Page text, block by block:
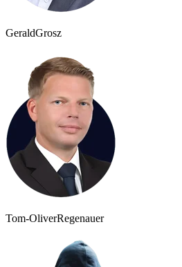
GeraldGrosz
Tom-OliverRegenauer